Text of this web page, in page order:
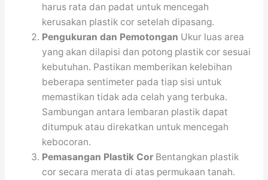
harus rata dan padat untuk mencegah
kerusakan plastik cor setelah dipasang.
Pengukuran dan Pemotongan Ukur luas area
yang akan dilapisi dan potong plastik cor sesuai
kebutuhan. Pastikan memberikan kelebihan
beberapa sentimeter pada tiap sisi untuk
memastikan tidak ada celah yang terbuka.
Sambungan antara lembaran plastik dapat
ditumpuk atau direkatkan untuk mencegah
kebocoran.
Pemasangan Plastik Cor Bentangkan plastik
cor secara merata di atas permukaan tanah.